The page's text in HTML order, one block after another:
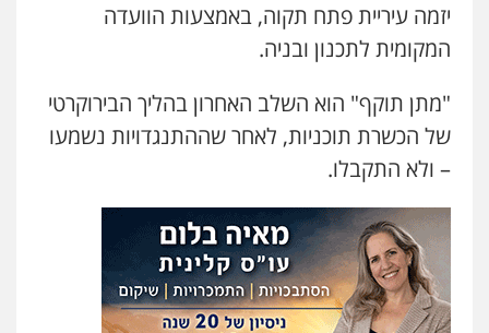
יזמה עיריית פתח תקוה, באמצעות הוועדה
המקומית לתכנון ובניה.
"מתן תוקף" הוא השלב האחרון בהליך הבירוקרטי
של הכשרת תוכניות, לאחר שההתנגדויות נשמעו
– ולא התקבלו.